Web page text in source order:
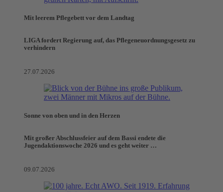
Mit leerem Pflegebett vor dem Landtag
LIGA fordert Regierung auf, das Pflegeneuordnungsgesetz zu
verhindern
27.07.2026
Sonne von oben und in den Herzen
Mit großer Abschlussfeier auf dem Bassi endete die
Jugendaktionswoche 2026 und es geht weiter …
09.07.2026